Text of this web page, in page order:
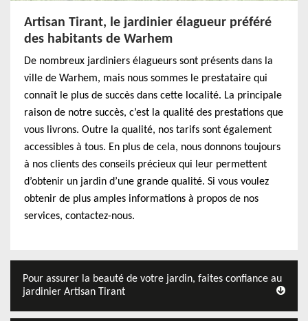
Artisan Tirant, le jardinier élagueur préféré
des habitants de Warhem
De nombreux jardiniers élagueurs sont présents dans la
ville de Warhem, mais nous sommes le prestataire qui
connaît le plus de succès dans cette localité. La principale
raison de notre succès, c’est la qualité des prestations que
vous livrons. Outre la qualité, nos tarifs sont également
accessibles à tous. En plus de cela, nous donnons toujours
à nos clients des conseils précieux qui leur permettent
d’obtenir un jardin d’une grande qualité. Si vous voulez
obtenir de plus amples informations à propos de nos
services, contactez-nous.
Pour assurer la beauté de votre jardin, faites confiance au
jardinier Artisan Tirant